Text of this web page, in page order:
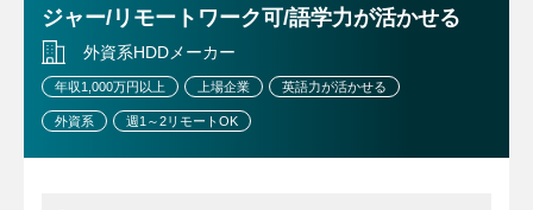
ジャー/リモートワーク可/語学力が活かせる
外資系HDDメーカー
年収1,000万円以上 上場企業 英語力が活かせる
外資系 週1～2リモートOK